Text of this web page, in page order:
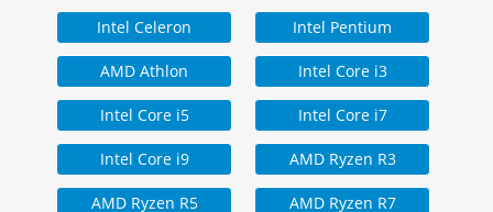
Intel Celeron Intel Pentium
AMD Athlon Intel Core i3
Intel Core i5 Intel Core i7
Intel Core i9 AMD Ryzen R3
AMD Ryzen R5 AMD Ryzen R7